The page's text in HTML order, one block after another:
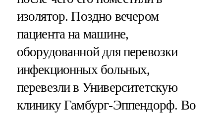
изолятор. Поздно вечером
пациента на машине,
оборудованной для перевозки
инфекционных больных,
перевезли в Университетскую
клинику Гамбург-Эппендорф. Во